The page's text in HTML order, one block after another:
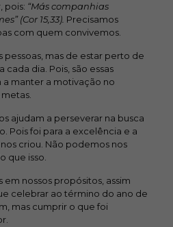
pois: “Más companhias
(Cor 15,33). Precisamos
com quem convivemos.
pessoas, mas de estar perto de
dia. Pois, são essas
a manter a motivação no
ajudam a perseverar na busca
Pois foi para a excelência e a
criou. Não podemos nos
que isso.
nossos propósitos, assim
celebrar ao término do ano de
mas cumprir o que foi